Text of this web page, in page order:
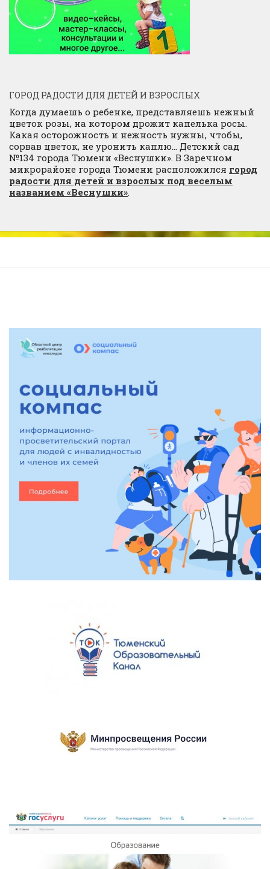
ГОРОД РАДОСТИ ДЛЯ ДЕТЕЙ И ВЗРОСЛЫХ
Когда думаешь о ребенке, представляешь нежный
цветок розы, на котором дрожит капелька росы.
Какая осторожность и нежность нужны, чтобы,
сорвав цветок, не уронить каплю… Детский сад
№134 города Тюмени «Веснушки». В Заречном
микрорайоне города Тюмени расположился город
радости для детей и взрослых под веселым
названием «Веснушки».